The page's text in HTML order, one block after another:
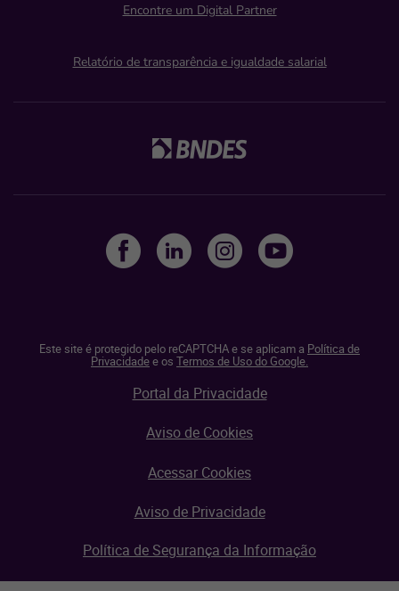
Encontre um Digital Partner
Relatório de transparência e igualdade salarial
Este site é protegido pelo reCAPTCHA e se aplicam a Política de
Privacidadee os Termos de Uso do Google.
Portal da Privacidade
Aviso de Cookies
Acessar Cookies
Aviso de Privacidade
Política de Segurança da Informação